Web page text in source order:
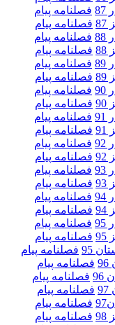
فصلنامه پیام
فصلنامه پیام
فصلنامه پیام
فصلنامه پیام
فصلنامه پیام
فصلنامه پیام
فصلنامه پیام
فصلنامه پیام
فصلنامه پیام
فصلنامه پیام
فصلنامه پیام
فصلنامه پیام
فصلنامه پیام
فصلنامه پیام
فصلنامه پیام
فصلنامه پیام
فصلنامه پیام
فصلنامه پیام
95
فصلنامه پیام
فصلنامه پیام
فصلنامه پیام
فصلنامه پیام
فصلنامه پیام
فصلنامه پیام